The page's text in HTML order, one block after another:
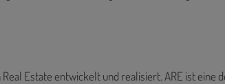
Estate entwickelt und realisiert. ARE ist eine